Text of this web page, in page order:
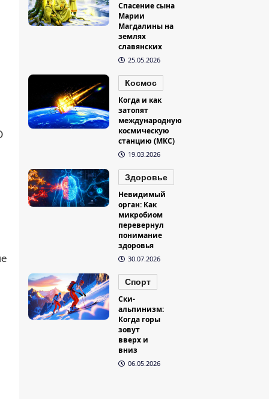
Спасение сына
Марии
Магдалины на
землях
славянских
25.05.2026
Космос
Когда и как
затопят
международную
космическую
станцию (МКС)
19.03.2026
Здоровье
Невидимый
орган: Как
микробиом
перевернул
понимание
здоровья
30.07.2026
Спорт
Ски-
альпинизм:
Когда горы
зовут
вверх и
вниз
06.05.2026